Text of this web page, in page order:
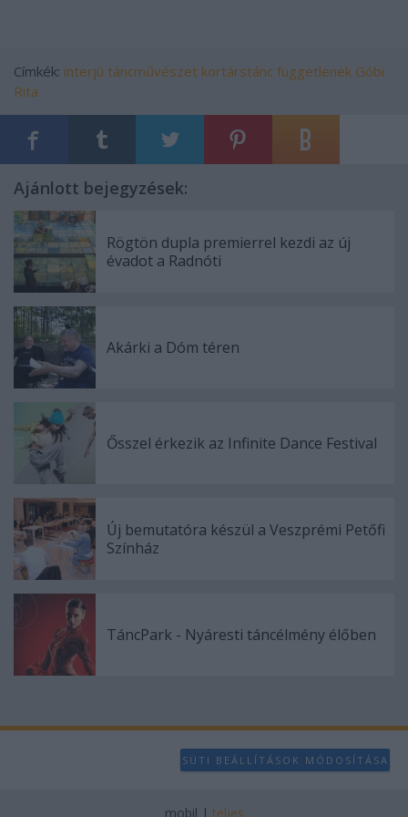
Címkék: interjú táncművészet kortárstánc függetlenek Góbi
Rita
Ajánlott bejegyzések:
Rögtön dupla premierrel kezdi az új
évadot a Radnóti
Akárki a Dóm téren
Ősszel érkezik az Infinite Dance Festival
Új bemutatóra készül a Veszprémi Petőfi
Színház
TáncPark - Nyáresti táncélmény élőben
SÜTI BEÁLLÍTÁSOK MÓDOSÍTÁSA
mobil | teljes